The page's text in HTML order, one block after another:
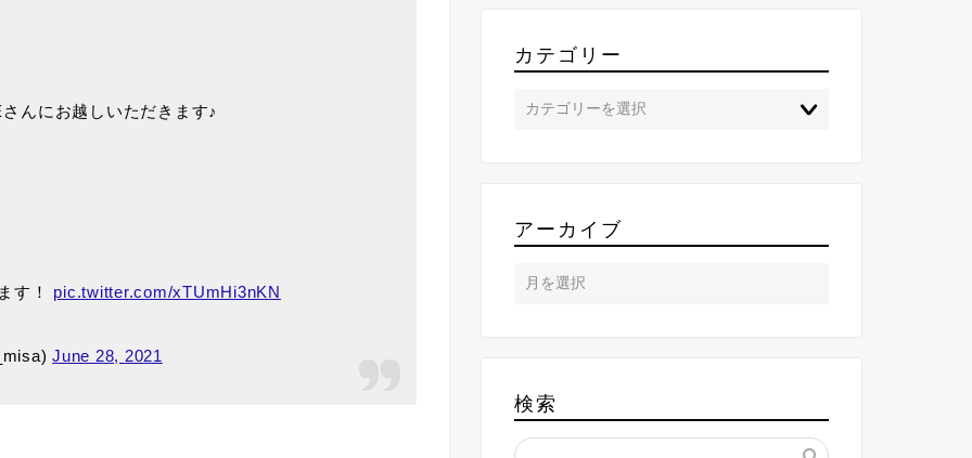
んにお越しいただきます♪
す！ pic.twitter.com/xTUmHi3nKN
June 28, 2021
カテゴリー
アーカイブ
検索